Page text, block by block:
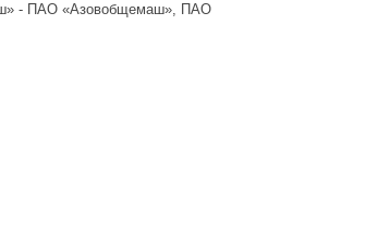
- ПАО «Азовобщемаш», ПАО